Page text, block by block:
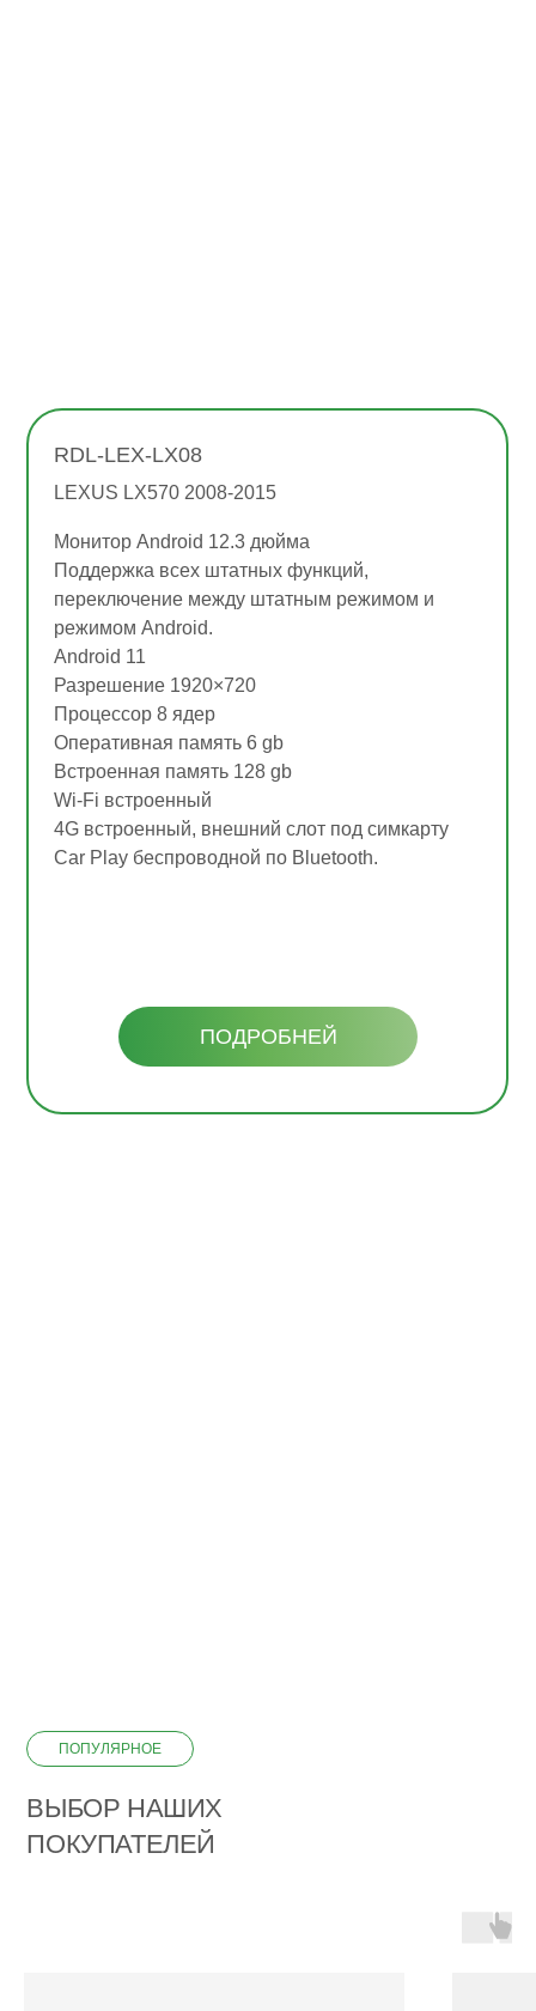
Монитор Android 12.3 дюйма
Поддержка всех штатных функций,
переключение между штатным режимом и
режимом Android.
Android 11
Разрешение 1920×720
Процессор 8 ядер
Оперативная память 6 gb
Встроенная память 128 gb
Wi-Fi встроенный
4G встроенный, внешний слот под симкарту
Car Play беспроводной по Bluetooth.
RDL-LEX-LX08
ПОДРОБНЕЙ
LEXUS LX570 2008-2015
ВЫБОР НАШИХ
ПОКУПАТЕЛЕЙ
ПОПУЛЯРНОЕ